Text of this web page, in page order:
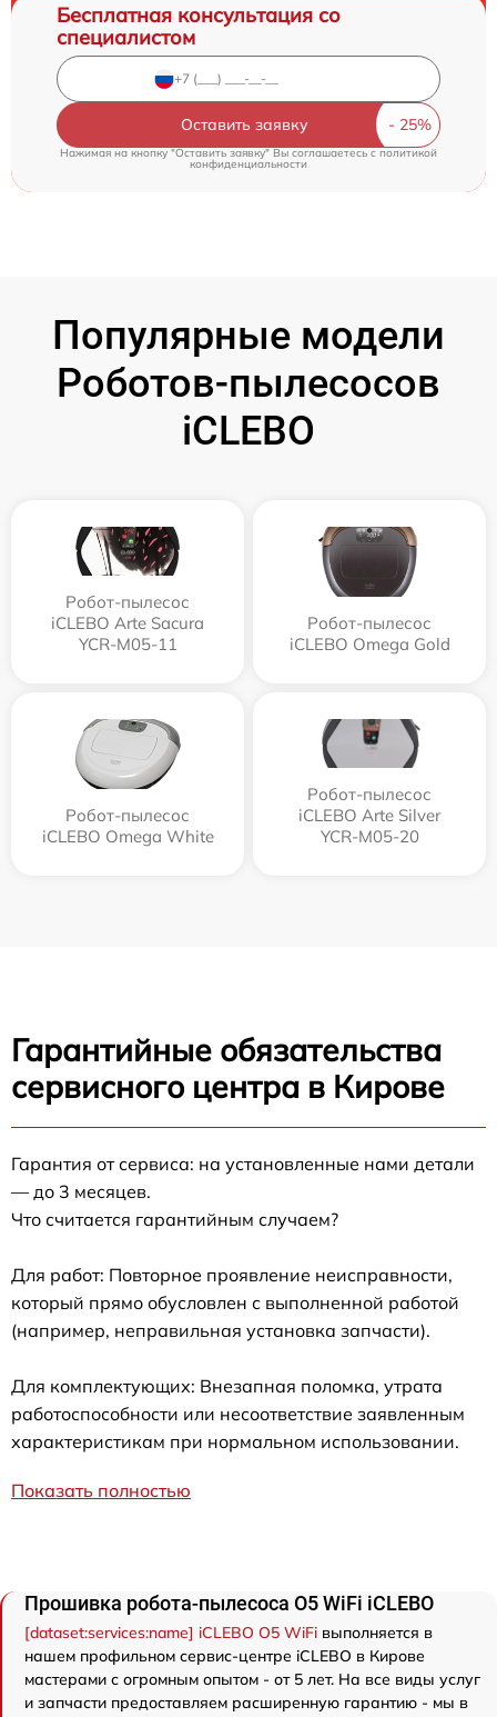
Бесплатная консультация со
специалистом
Оставить заявку
Нажимая на кнопку "Оставить заявку" Вы соглашаетесь cполитикой
конфиденциальности
Популярные модели
Роботов-пылесосов
iCLEBO
Робот-пылесос
iCLEBO Arte Sacura
YCR-M05-11
Робот-пылесос
iCLEBO Omega Gold
Робот-пылесос
iCLEBO Omega White
Робот-пылесос
iCLEBO Arte Silver
YCR-M05-20
Гарантийные обязательства
сервисного центра в Кирове
Гарантия от сервиса: на установленные нами детали
— до 3 месяцев.
Что считается гарантийным случаем?
Для работ: Повторное проявление неисправности,
который прямо обусловлен с выполненной работой
(например, неправильная установка запчасти).
Для комплектующих: Внезапная поломка, утрата
работоспособности или несоответствие заявленным
характеристикам при нормальном использовании.
Показать полностью
Прошивка робота-пылесоса O5 WiFi iCLEBO
[dataset:services:name] iCLEBO O5 WiFi выполняется в
нашем профильном сервис-центре iCLEBO в Кирове
мастерами с огромным опытом - от 5 лет. На все виды услуг
и запчасти предоставляем расширенную гарантию - мы в